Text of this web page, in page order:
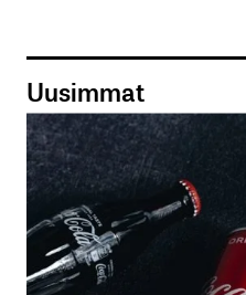
Uusimmat